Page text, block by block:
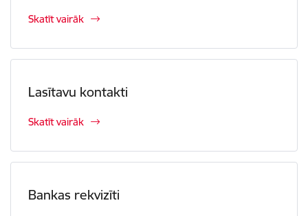
Skatīt vairāk
Lasītavu kontakti
Skatīt vairāk
Bankas rekvizīti